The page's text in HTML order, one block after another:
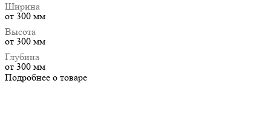
Ширина
от 300 мм
Высота
от 300 мм
Глубина
от 300 мм
Подробнее о товаре